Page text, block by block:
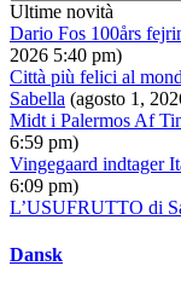
Ultime novità
Dario Fos 100års
2026 5:40 pm)
Città più felici al
Sabella (agosto 1,
Midt i Palermos Af
6:59 pm)
Vingegaard indtager
6:09 pm)
L’USUFRUTTO di
Dansk